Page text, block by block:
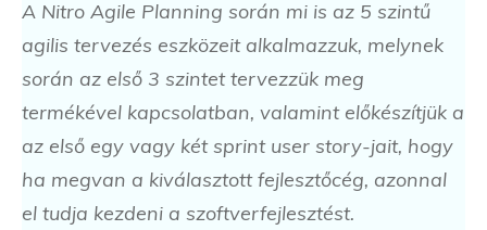
A Nitro Agile Planning során mi is az 5 szintű
agilis tervezés eszközeit alkalmazzuk, melynek
során az első 3 szintet tervezzük meg
termékével kapcsolatban, valamint előkészítjük a
az első egy vagy két sprint user story-jait, hogy
ha megvan a kiválasztott fejlesztőcég, azonnal
el tudja kezdeni a szoftverfejlesztést.